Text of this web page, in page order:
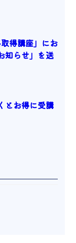
得講座」にお
知らせ」を送
とお得に受講